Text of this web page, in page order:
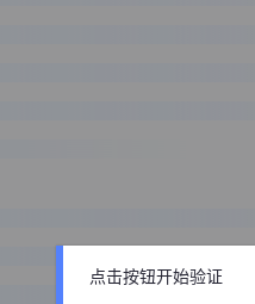
点击按钮开始验证